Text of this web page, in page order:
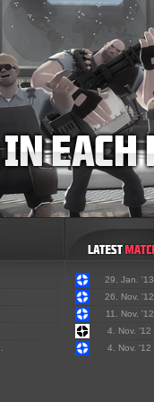
29. Jan. '13
26. Nov. '12
11. Nov. '12
4. Nov. '12
4. Nov. '12